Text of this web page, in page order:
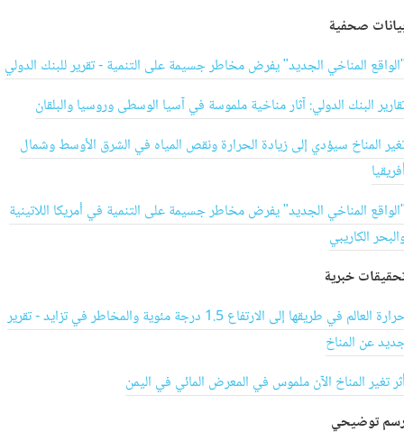
صحفية
المناخي الجديد" يفرض مخاطر جسيمة على التنمية - تقرير للبنك الدولي
البنك الدولي: آثار مناخية ملموسة في آسيا الوسطى وروسيا والبلقان
المناخ سيؤدي إلى زيادة الحرارة ونقص المياه في الشرق الأوسط وشمال
المناخي الجديد" يفرض مخاطر جسيمة على التنمية في أمريكا اللاتينية
الكاريبي
خبرية
حرارة العالم في طريقها إلى الارتفاع 1.5 درجة مئوية والمخاطر في تزايد - تقرير
عن المناخ
تغير المناخ الآن ملموس في المعرض المائي في اليمن
توضيحي